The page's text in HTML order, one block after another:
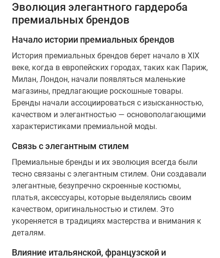
Эволюция элегантного гардероба
премиальных брендов
Начало истории премиальных брендов
История премиальных брендов берет начало в XIX
веке, когда в европейских городах, таких как Париж,
Милан, Лондон, начали появляться маленькие
магазины, предлагающие роскошные товары.
Бренды начали ассоциироваться с изысканностью,
качеством и элегантностью — основополагающими
характеристиками премиальной моды.
Связь с элегантным стилем
Премиальные бренды и их эволюция всегда были
тесно связаны с элегантным стилем. Они создавали
элегантные, безупречно скроенные костюмы,
платья, аксессуары, которые выделялись своим
качеством, оригинальностью и стилем. Это
укореняется в традициях мастерства и внимания к
деталям.
Влияние итальянской, французской и